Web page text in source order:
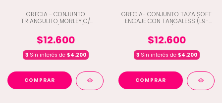
GRECIA - CONJUNTO
TRIANGULITO MORLEY C/
$12.600
3Sin interés de $4.200
COMPRAR
GRECIA- CONJUNTO TAZA SOFT
ENCAJE CON TANGALESS (L9-
$12.600
3Sin interés de $4.200
COMPRAR